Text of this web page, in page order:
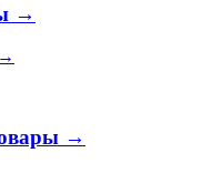
→
→